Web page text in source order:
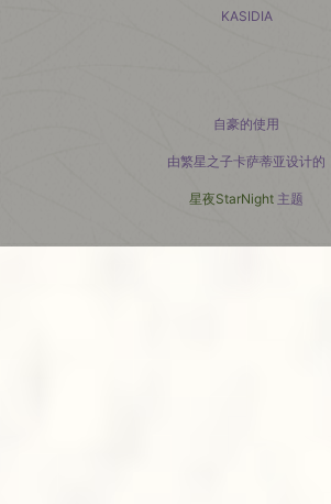
KASIDIA
自豪的使用
由繁星之子卡萨蒂亚设计的
星夜StarNight 主题